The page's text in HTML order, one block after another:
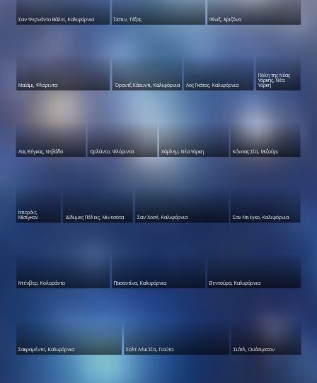
Σαν Φερνάντο Βάλεϊ, Καλιφόρνια Ώστιν, Τέξας Φίνιξ, Αριζόνα
Μαϊάμι, Φλόριντα Όραντζ Κάουντι, Καλιφόρνια Λος Γκάτος, Καλιφόρνια
Πόλη της Νέας
Υόρκης, Νέα
Υόρκη
Λας Βέγκας, Νεβάδα Ορλάντο, Φλόριντα Χάρλεμ, Νέα Υόρκη Κάνσας Σίτι, Μιζούρι
Ντιτρόιτ,
Μίσιγκαν Δίδυμες Πόλεις, Μινεσότα Σαν Χοσέ, Καλιφόρνια Σαν Ντιέγκο, Καλιφόρνια
Ντένβερ, Κολοράντο Πασαντίνα, Καλιφόρνια Βεντούρα, Καλιφόρνια
Σακραμέντο, Καλιφόρνια Σολτ Λέικ Σίτι, Γιούτα Σιάτλ, Ουάσιγκτον